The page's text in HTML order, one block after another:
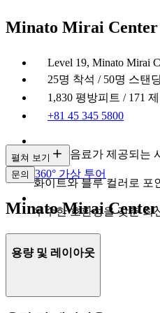
Minato Mirai
Level 19, Minato Mirai
25명 착석 / 50명 스탠딩
1,830 평방피트 / 171
+81 45 345 5800
다양한 음료가 제공되는
화이트와 블루 컬러로 포
우수한 호환성을 갖춘 최
펼쳐 보기
문의
360° 가상 투어
Minato Mirai
용량 및 레이아웃